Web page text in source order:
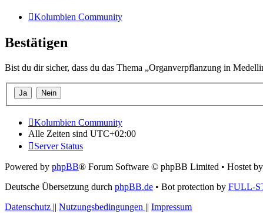
Kolumbien Community
Bestätigen
Bist du dir sicher, dass du das Thema „Organverpflanzung in
Kolumbien Community
Alle Zeiten sind UTC+02:00
Server Status
Powered by phpBB® Forum Software © phpBB Limited • Hostet by
Deutsche Übersetzung durch phpBB.de • Bot protection by FULL-
Datenschutz || Nutzungsbedingungen || Impressum